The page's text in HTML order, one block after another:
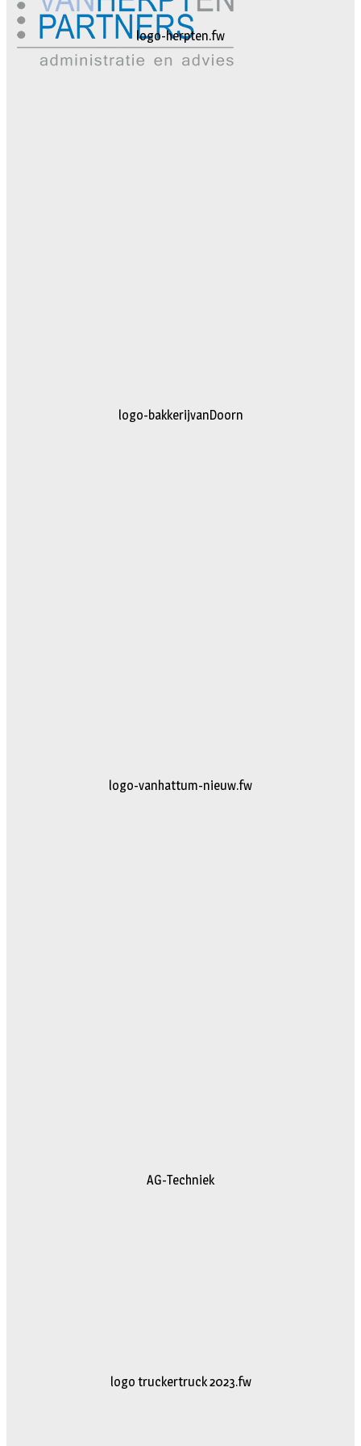
logo-herpten.fw
logo-bakkerijvanDoorn
logo-vanhattum-nieuw.fw
AG-Techniek
logo truckertruck 2023.fw